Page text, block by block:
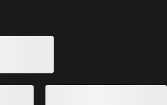
transpirables para